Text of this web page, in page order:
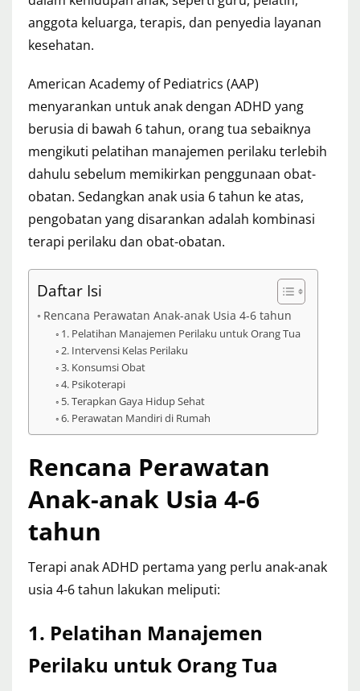
anggota keluarga, terapis, dan penyedia layanan
kesehatan.
American Academy of Pediatrics (AAP)
menyarankan untuk anak dengan ADHD yang
berusia di bawah 6 tahun, orang tua sebaiknya
mengikuti pelatihan manajemen perilaku terlebih
dahulu sebelum memikirkan penggunaan obat-
obatan. Sedangkan anak usia 6 tahun ke atas,
pengobatan yang disarankan adalah kombinasi
terapi perilaku dan obat-obatan.
Daftar Isi
Rencana Perawatan Anak-anak Usia 4-6 tahun
1. Pelatihan Manajemen Perilaku untuk Orang Tua
2. Intervensi Kelas Perilaku
3. Konsumsi Obat
4. Psikoterapi
5. Terapkan Gaya Hidup Sehat
6. Perawatan Mandiri di Rumah
Rencana Perawatan
Anak-anak Usia 4-6
tahun
Terapi anak ADHD pertama yang perlu anak-anak
usia 4-6 tahun lakukan meliputi:
1. Pelatihan Manajemen
Perilaku untuk Orang Tua